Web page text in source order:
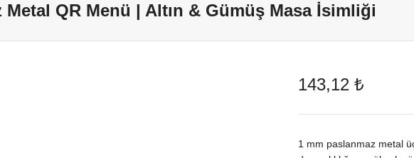
Metal QR Menü | Altın & Gümüş Masa İsimliği
143,12₺
1 mm paslanmaz metal